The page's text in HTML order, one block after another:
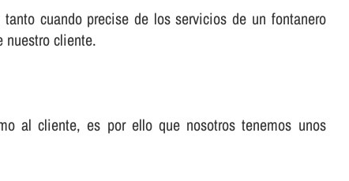
cuando precise de los servicios de un fontanero
nuestro cliente.
al cliente, es por ello que nosotros tenemos unos